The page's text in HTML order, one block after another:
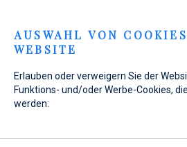
AUSWAHL VON
WEBSITE
Erlauben oder verweigern Sie der
Funktions- und/oder Werbe-Cookies,
werden: